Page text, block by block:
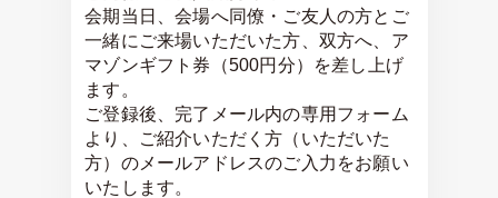
会期当日、会場へ同僚・ご友人の方とご
一緒にご来場いただいた方、双方へ、ア
マゾンギフト券（500円分）を差し上げ
ます。
ご登録後、完了メール内の専用フォーム
より、ご紹介いただく方（いただいた
方）のメールアドレスのご入力をお願い
いたします。